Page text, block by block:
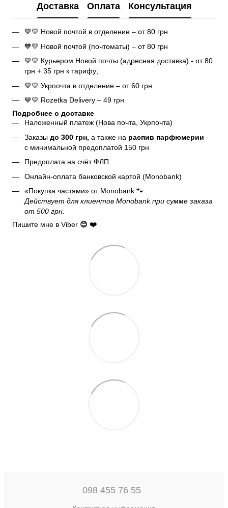
Доставка Оплата Консультация
💙💛 Новой почтой в отделение – от 80 грн
💙💛 Новой почтой (почтоматы) – от 80 грн
💙💛 Курьером Новой почты (адресная доставка) - от 80
грн + 35 грн к тарифу;
💙💛 Укрпочта в отделение – от 60 грн
💙💛 Rozetka Delivery – 49 грн
Подробнее о доставке
Наложенный платеж (Нова почта, Укрпочта)
Заказы до 300 грн, а также на распив парфюмерии -
с минимальной предоплатой 150 грн
Предоплата на счёт ФЛП
Онлайн-оплата банковской картой (Monobank)
«Покупка частями» от Monobank 🐾
Действует для клиентов Monobank при сумме заказа
от 500 грн.
Пишите мне в Viber 😊 ❤️
098 455 76 55